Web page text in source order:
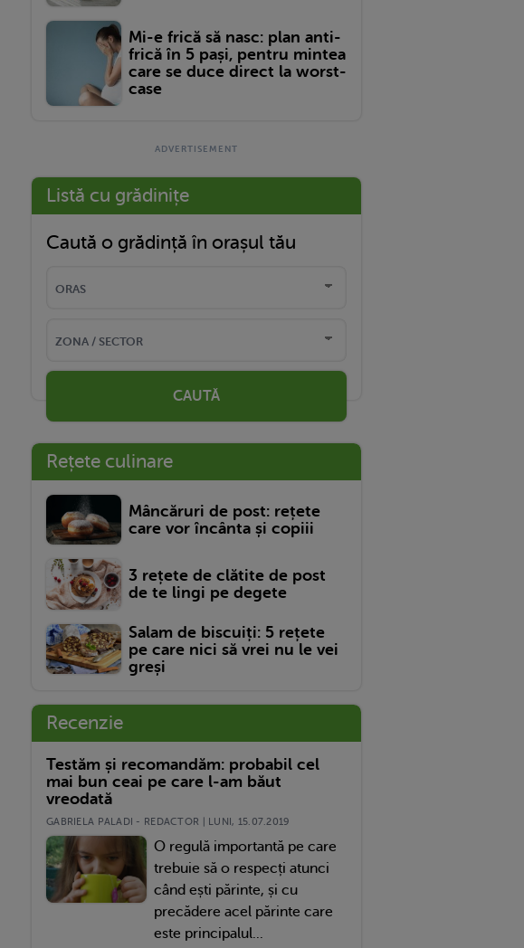
Mi-e frică să nasc: plan anti-
frică în 5 pași, pentru mintea
care se duce direct la worst-
case
Listă cu grădinițe
Caută o grădință în orașul tău
CAUTĂ
Rețete culinare
Mâncăruri de post: rețete
care vor încânta și copiii
3 rețete de clătite de post
de te lingi pe degete
Salam de biscuiți: 5 rețete
pe care nici să vrei nu le vei
greși
Recenzie
Testăm și recomandăm: probabil cel
mai bun ceai pe care l-am băut
vreodată
GABRIELA PALADI - REDACTOR | LUNI, 15.07.2019
O regulă importantă pe care
trebuie să o respecți atunci
când ești părinte, și cu
precădere acel părinte care
este principalul...